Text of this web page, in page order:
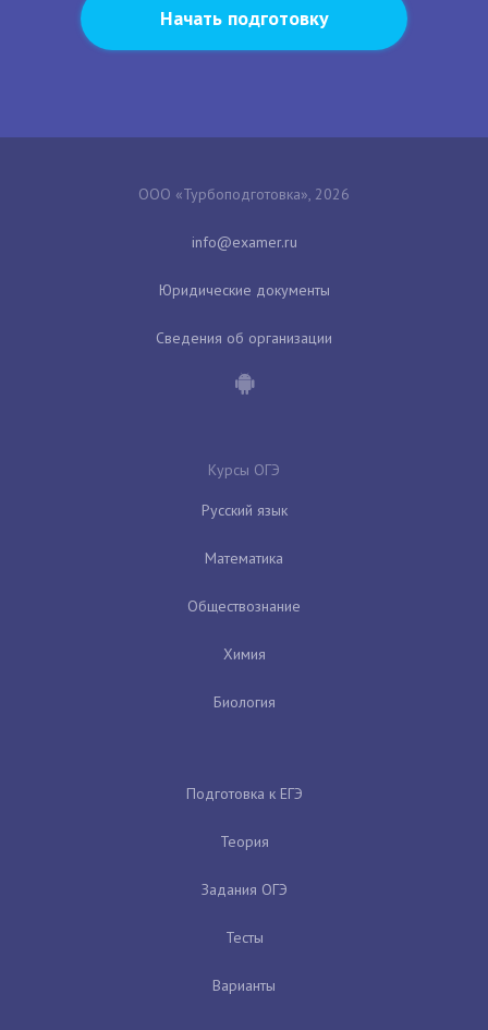
Начать подготовку
ООО «Турбоподготовка», 2026
Юридические документы
Сведения об организации
Курсы ОГЭ
Русский язык
Математика
Обществознание
Химия
Биология
Подготовка к ЕГЭ
Теория
Задания ОГЭ
Тесты
Варианты